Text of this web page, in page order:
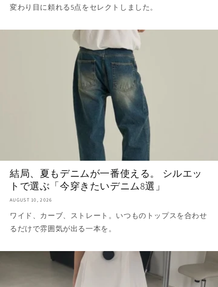
変わり目に頼れる5点をセレクトしました。
結局、夏もデニムが一番使える。 シルエッ
トで選ぶ「今穿きたいデニム8選」
AUGUST 10, 2026
ワイド、カーブ、ストレート。いつものトップスを合わせ
るだけで雰囲気が出る一本を。